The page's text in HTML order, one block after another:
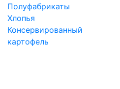
Полуфабрикаты
Хлопья
Консервированный
картофель